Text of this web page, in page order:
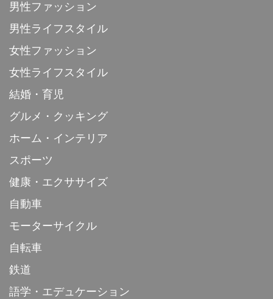
男性ファッション
男性ライフスタイル
女性ファッション
女性ライフスタイル
結婚・育児
グルメ・クッキング
ホーム・インテリア
スポーツ
健康・エクササイズ
自動車
モーターサイクル
自転車
鉄道
語学・エデュケーション